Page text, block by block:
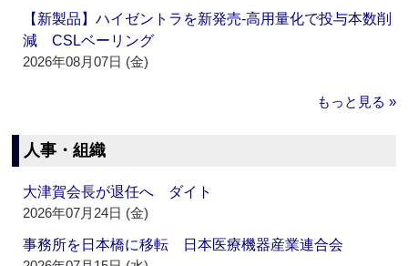
【新製品】ハイゼントラを新発売‐高用量化で投与本数削
減 CSLベーリング
2026年08月07日 (金)
もっと見る »
人事・組織
大津賀会長が退任へ ダイト
2026年07月24日 (金)
事務所を日本橋に移転 日本医療機器産業連合会